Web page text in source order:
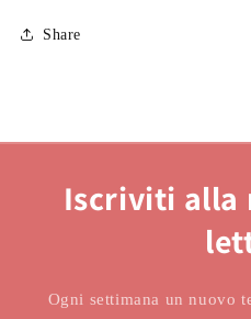
Share
Iscriviti alla
Ogni settimana un nuovo